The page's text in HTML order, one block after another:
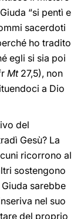
“si pentì e
sacerdoti
ho tradito
egli si sia poi
Mt27,5), non
a Dio
del
Gesù? La
ricorrono al
sostengono
sarebbe
nel suo
del proprio